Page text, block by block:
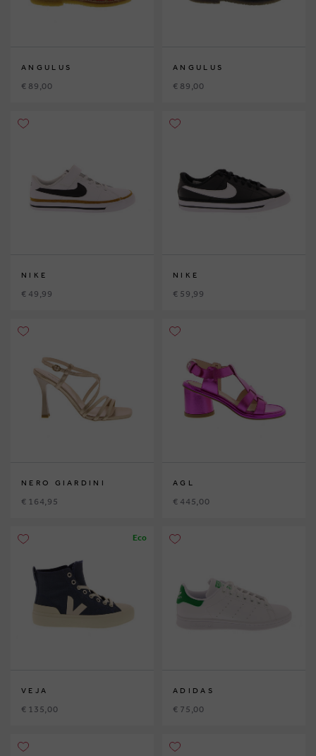
ANGULUS
€ 89,00
ANGULUS
€ 89,00
NIKE
€ 49,99
NIKE
€ 59,99
NERO GIARDINI
€ 164,95
AGL
€ 445,00
Eco
VEJA
€ 135,00
ADIDAS
€ 75,00